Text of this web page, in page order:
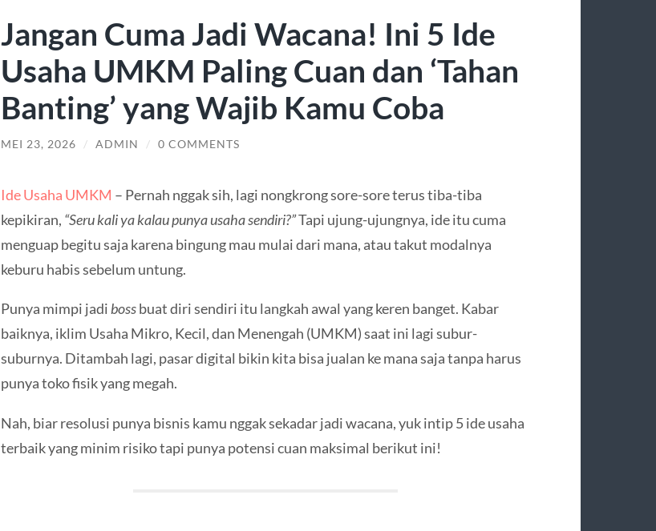
Jangan Cuma Jadi Wacana! Ini 5 Ide
Usaha UMKM Paling Cuan dan ‘Tahan
Banting’ yang Wajib Kamu Coba
MEI 23, 2026 / ADMIN / 0 COMMENTS
Ide Usaha UMKM – Pernah nggak sih, lagi nongkrong sore-sore terus tiba-tiba
kepikiran, “Seru kali ya kalau punya usaha sendiri?”Tapi ujung-ujungnya, ide itu cuma
menguap begitu saja karena bingung mau mulai dari mana, atau takut modalnya
keburu habis sebelum untung.
Punya mimpi jadi bossbuat diri sendiri itu langkah awal yang keren banget. Kabar
baiknya, iklim Usaha Mikro, Kecil, dan Menengah (UMKM) saat ini lagi subur-
suburnya. Ditambah lagi, pasar digital bikin kita bisa jualan ke mana saja tanpa harus
punya toko fisik yang megah.
Nah, biar resolusi punya bisnis kamu nggak sekadar jadi wacana, yuk intip 5 ide usaha
terbaik yang minim risiko tapi punya potensi cuan maksimal berikut ini!